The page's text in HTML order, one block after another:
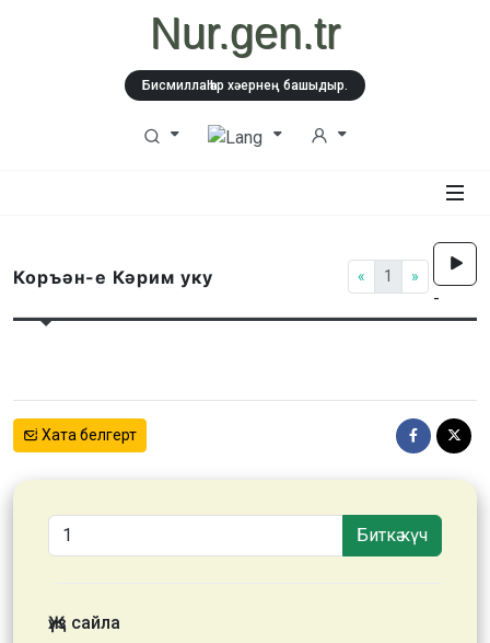
Nur.gen.tr
Бисмиллаһ һәр хәернең башыдыр.
Коръән-е Кәрим уку « 1 »
-
Хата белгерт
Биткә күч
Җүз сайла